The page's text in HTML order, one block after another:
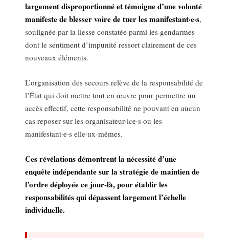
largement disproportionné et témoigne d’une volonté
manifeste de blesser voire de tuer les manifestant·e·s,
soulignée par la liesse constatée parmi les gendarmes
dont le sentiment d’impunité ressort clairement de ces
nouveaux éléments.
L’organisation des secours relève de la responsabilité de
l’État qui doit mettre tout en œuvre pour permettre un
accès effectif, cette responsabilité ne pouvant en aucun
cas reposer sur les organisateur·ice·s ou les
manifestant·e·s elle·ux-mêmes.
Ces révélations démontrent la nécessité d’une
enquête indépendante sur la stratégie de maintien de
l’ordre déployée ce jour-là, pour établir les
responsabilités qui dépassent largement l’échelle
individuelle.